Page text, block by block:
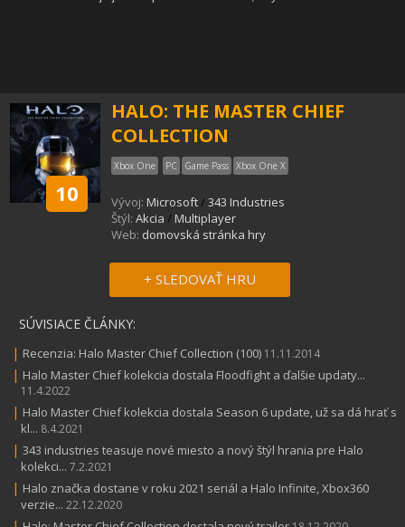
10
HALO: THE MASTER CHIEF
COLLECTION
Xbox One PC Game Pass Xbox One X
Vývoj: Microsoft/ 343 Industries
Štýl: Akcia / Multiplayer
Web: domovská stránka hry
+ SLEDOVAŤ HRU
SÚVISIACE ČLÁNKY:
| Recenzia: Halo Master Chief Collection (100) 11.11.2014
| Halo Master Chief kolekcia dostala Floodfight a ďalšie updaty...
11.4.2022
| Halo Master Chief kolekcia dostala Season 6 update, už sa dá hrať s
kl... 8.4.2021
| 343 industries teasuje nové miesto a nový štýl hrania pre Halo
kolekci... 7.2.2021
| Halo značka dostane v roku 2021 seriál a Halo Infinite, Xbox360
verzie... 22.12.2020